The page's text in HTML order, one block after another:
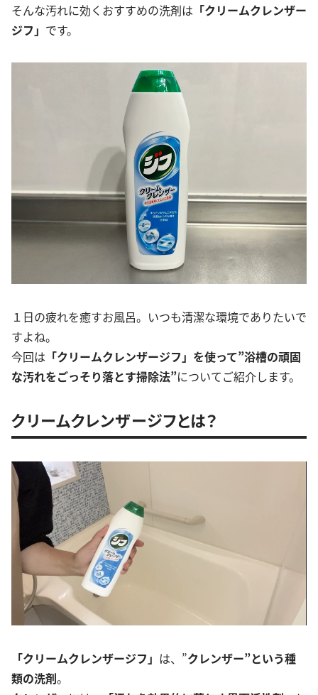
そんな汚れに効くおすすめの洗剤は 「クリームクレンザー
ジフ」 です。
１日の疲れを癒すお風呂。いつも清潔な環境でありたいで
すよね。
今回は 「クリームクレンザージフ」を使って”浴槽の頑固
な汚れをごっそり落とす掃除法”についてご紹介します。
クリームクレンザージフとは？
「クリームクレンザージフ」 は、”クレンザー”という種
類の洗剤。